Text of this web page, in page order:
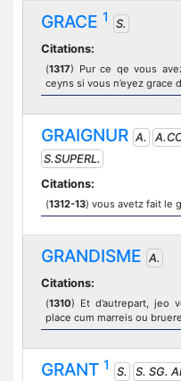
GRACE 1
S.
Citations:
(1317) Pur ce qe vous
ceyns si vous n’eyez grace
GRAIGNUR A.
S.SUPERL.
Citations:
(1312-13) vous avetz fait le
GRANDISME A.
Citations:
(1310) Et d’autrepart, jeo
place cum marreis ou bruere
GRANT 1 S.
S. SG.